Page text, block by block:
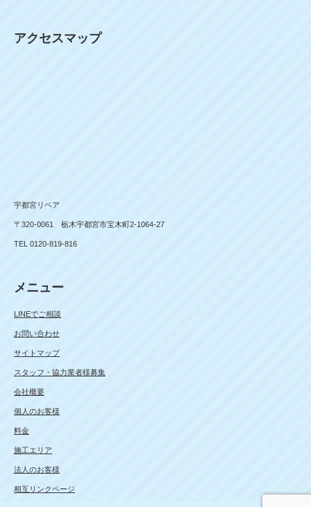
アクセスマップ
宇都宮リペア
〒320-0061 栃木宇都宮市宝木町2-1064-27
TEL 0120-819-816
メニュー
LINEでご相談
お問い合わせ
サイトマップ
スタッフ・協力業者様募集
会社概要
個人のお客様
料金
施工エリア
法人のお客様
相互リンクページ